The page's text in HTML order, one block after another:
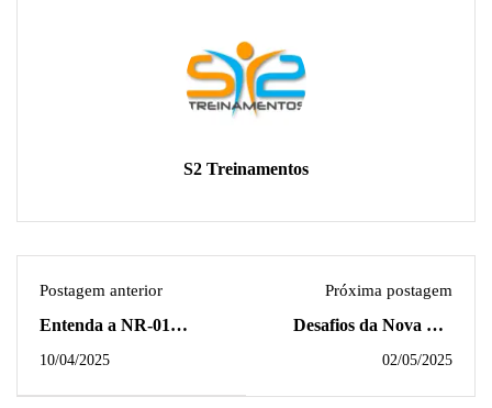
S2 Treinamentos
Postagem anterior
Entenda a NR-01
sobre Saúde Mental e
10/04/2025
Próxima postagem
Desafios da Nova NR
Saúde Mental
02/05/2025